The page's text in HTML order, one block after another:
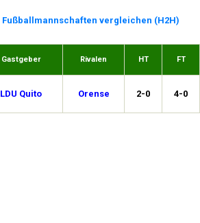
Fußballmannschaften vergleichen (H2H)
Gastgeber Rivalen HT FT
LDU Quito Orense 2-0 4-0